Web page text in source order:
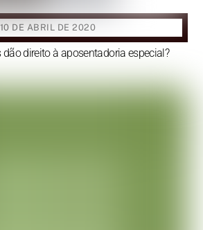
10 DE ABRIL DE 2020
dão direito à aposentadoria especial?